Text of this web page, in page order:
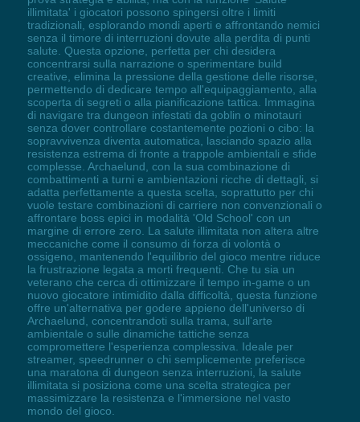
illimitata' i giocatori possono spingersi oltre i limiti
tradizionali, esplorando mondi aperti e affrontando nemici
senza il timore di interruzioni dovute alla perdita di punti
salute. Questa opzione, perfetta per chi desidera
concentrarsi sulla narrazione o sperimentare build
creative, elimina la pressione della gestione delle risorse,
permettendo di dedicare tempo all'equipaggiamento, alla
scoperta di segreti o alla pianificazione tattica. Immagina
di navigare tra dungeon infestati da goblin o minotauri
senza dover controllare costantemente pozioni o cibo: la
sopravvivenza diventa automatica, lasciando spazio alla
resistenza estrema di fronte a trappole ambientali e sfide
complesse. Archaelund, con la sua combinazione di
combattimenti a turni e ambientazioni ricche di dettagli, si
adatta perfettamente a questa scelta, soprattutto per chi
vuole testare combinazioni di carriere non convenzionali o
affrontare boss epici in modalità 'Old School' con un
margine di errore zero. La salute illimitata non altera altre
meccaniche come il consumo di forza di volontà o
ossigeno, mantenendo l'equilibrio del gioco mentre riduce
la frustrazione legata a morti frequenti. Che tu sia un
veterano che cerca di ottimizzare il tempo in-game o un
nuovo giocatore intimidito dalla difficoltà, questa funzione
offre un'alternativa per godere appieno dell'universo di
Archaelund, concentrandoti sulla trama, sull'arte
ambientale o sulle dinamiche tattiche senza
compromettere l'esperienza complessiva. Ideale per
streamer, speedrunner o chi semplicemente preferisce
una maratona di dungeon senza interruzioni, la salute
illimitata si posiziona come una scelta strategica per
massimizzare la resistenza e l'immersione nel vasto
mondo del gioco.